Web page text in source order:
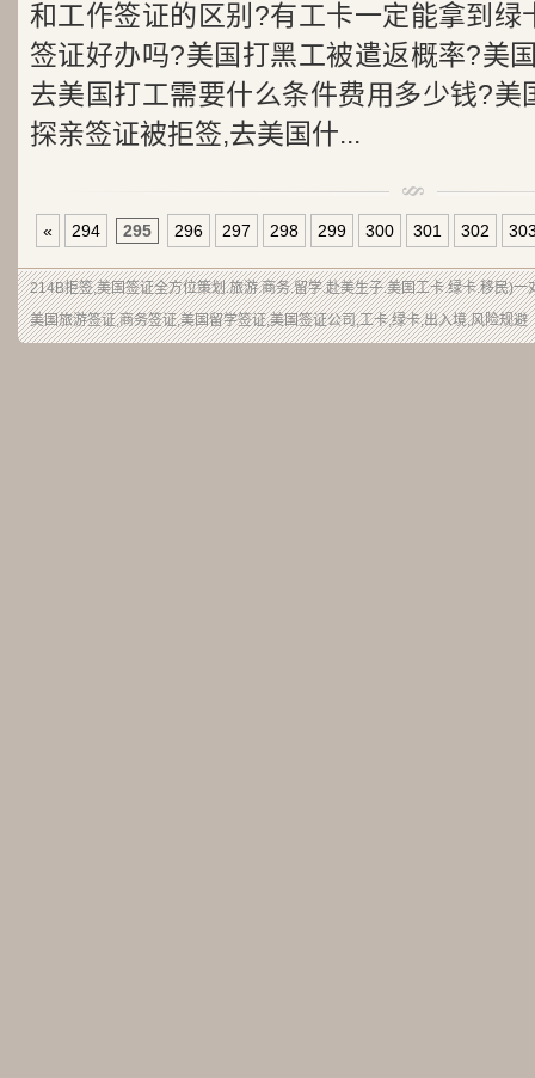
和工作签证的区别?有工卡一定能拿到绿
签证好办吗?美国打黑工被遣返概率?美
去美国打工需要什么条件费用多少钱?美
探亲签证被拒签,去美国什...
« 294 295 296 297 298 299 300 301 302
214B拒签,美国签证全方位策划.旅游.商务.留学.赴美生子.美国工卡.绿卡.移民)一
美国旅游签证,商务签证,美国留学签证,美国签证公司,工卡,绿卡,出入境,风险规避